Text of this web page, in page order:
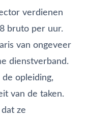
verdienen
bruto per uur.
van ongeveer
dienstverband.
opleiding,
van de taken.
ze